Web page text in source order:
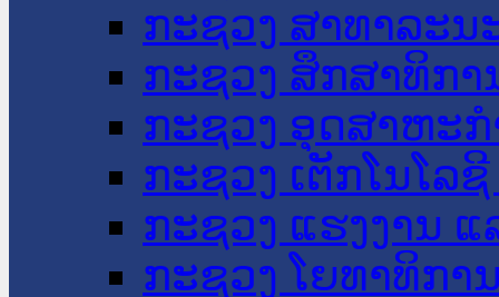
ກະຊວງ ສາທາລະນ
ກະຊວງ ສຶກສາທິກາ
ກະຊວງ ອຸດສາຫະ
ກະຊວງ ເຕັກໂນໂລ
ກະຊວງ ແຮງງານ
ກະຊວງ ໂຍທາທິກາ